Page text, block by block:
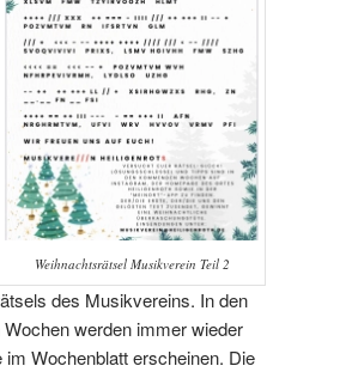
Weihnachtsrätsel Musikverein Teil 2
des Musikvereins. In den
werden immer wieder
im Wochenblatt erscheinen. Die